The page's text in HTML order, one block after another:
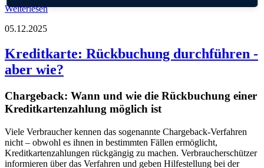
Weiterlesen
05.12.2025
Kreditkarte: Rückbuchung durchführen -
aber wie?
Chargeback: Wann und wie die Rückbuchung einer
Kreditkartenzahlung möglich ist
Viele Verbraucher kennen das sogenannte Chargeback-Verfahren
nicht – obwohl es ihnen in bestimmten Fällen ermöglicht,
Kreditkartenzahlungen rückgängig zu machen. Verbraucherschützer
informieren über das Verfahren und geben Hilfestellung bei der